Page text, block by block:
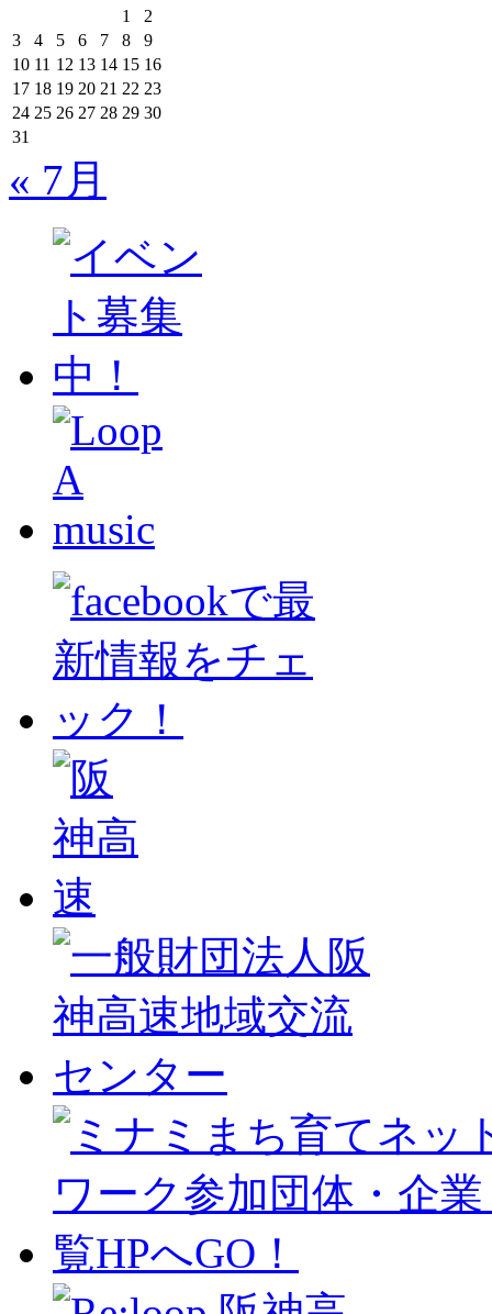
1
2
3
4 5 6 7 8
9
10 11 12 13 14 15 16
17 18 19 20 21 22 23
24 25 26 27 28 29 30
31
« 7月